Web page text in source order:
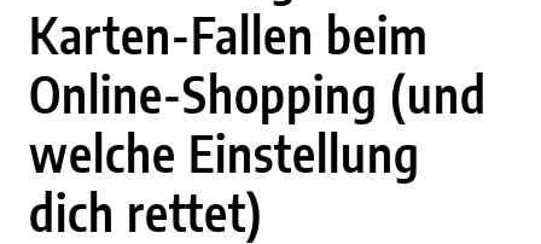
Karten-Fallen beim
Online-Shopping (und
welche Einstellung
dich rettet)